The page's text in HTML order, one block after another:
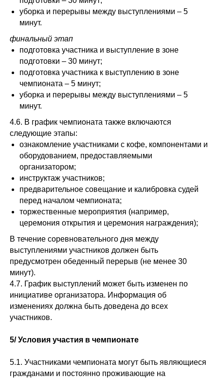
уборка и перерывы между выступлениями – 5
минут.
финальный этап
подготовка участника и выступление в зоне
подготовки – 30 минут;
подготовка участника к выступлению в зоне
чемпионата – 5 минут;
уборка и перерывы между выступлениями – 5
минут.
4.6. В график чемпионата также включаются
следующие этапы:
ознакомление участниками с кофе, компонентами и
оборудованием, предоставляемыми
организатором;
инструктаж участников;
предварительное совещание и калибровка судей
перед началом чемпионата;
торжественные мероприятия (например,
церемония открытия и церемония награждения);
В течение соревновательного дня между
выступлениями участников должен быть
предусмотрен обеденный перерыв (не менее 30
минут).
4.7. График выступлений может быть изменен по
инициативе организатора. Информация об
изменениях должна быть доведена до всех
участников.
5/ Условия участия в чемпионате
5.1. Участниками чемпионата могут быть являющиеся
гражданами и постоянно проживающие на